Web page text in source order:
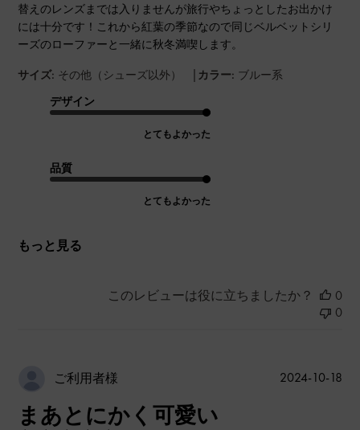
替えのレンズまでは入りませんが旅行やちょっとしたお出かけ
には十分です！これから紅葉の季節なので同じベルベットシリ
ーズのローファーと一緒に秋冬満喫します。
サイズ: その他（シューズ以外） | カラー: ブルー系
デザイン
とてもよかった
品質
とてもよかった
もっと見る
このレビューは役に立ちましたか？
0
0
ご利用者様
まあとにかく可愛い
公
2024-10-18